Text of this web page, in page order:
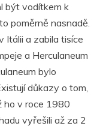
být vodítkem k
poměrně nasnadě.
Itálii a zabila tisíce
a Herculaneum
bylo
důkazy o tom,
ho v roce 1980
vyřešili až za 2